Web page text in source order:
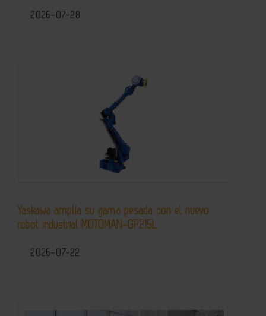
2026-07-28
Yaskawa amplía su gama pesada con el nuevo
robot industrial MOTOMAN-GP215L
2026-07-22